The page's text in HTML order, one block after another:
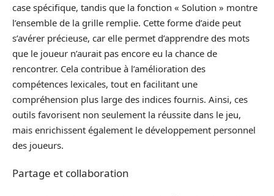
case spécifique, tandis que la fonction « Solution » montre
l’ensemble de la grille remplie. Cette forme d’aide peut
s’avérer précieuse, car elle permet d’apprendre des mots
que le joueur n’aurait pas encore eu la chance de
rencontrer. Cela contribue à l’amélioration des
compétences lexicales, tout en facilitant une
compréhension plus large des indices fournis. Ainsi, ces
outils favorisent non seulement la réussite dans le jeu,
mais enrichissent également le développement personnel
des joueurs.
Partage et collaboration